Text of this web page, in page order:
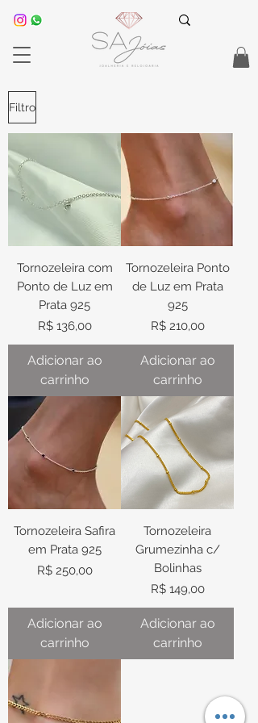
Filtro
Tornozeleira com
Ponto de Luz em
Prata 925
Preço
R$ 136,00
Adicionar ao
carrinho
Tornozeleira Ponto
de Luz em Prata
925
Preço
R$ 210,00
Adicionar ao
carrinho
Tornozeleira Safira
em Prata 925
Preço
R$ 250,00
Adicionar ao
carrinho
Tornozeleira
Grumezinha c/
Bolinhas
Preço
R$ 149,00
Adicionar ao
carrinho